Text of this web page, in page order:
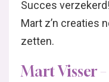
Succes
Mart z’n creaties
zetten.
Mart Visser